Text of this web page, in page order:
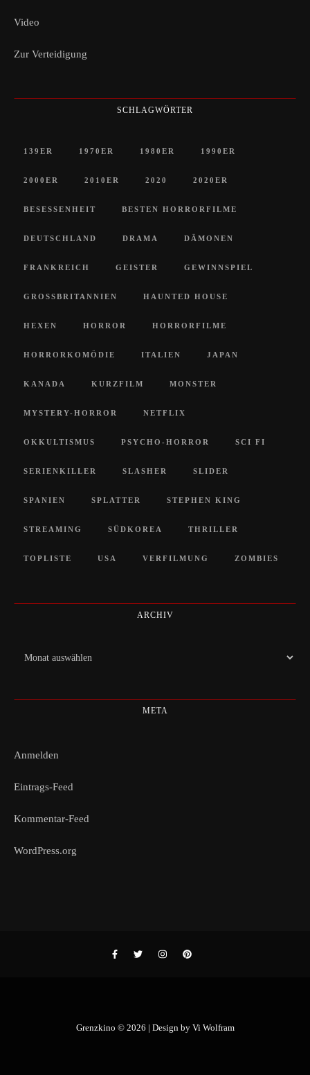
Video
Zur Verteidigung
SCHLAGWÖRTER
139ER 1970ER 1980ER 1990ER
2000ER 2010ER 2020 2020ER
BESESSENHEIT BESTEN HORRORFILME
DEUTSCHLAND DRAMA DÄMONEN
FRANKREICH GEISTER GEWINNSPIEL
GROSSBRITANNIEN HAUNTED HOUSE
HEXEN HORROR HORRORFILME
HORRORKOMÖDIE ITALIEN JAPAN
KANADA KURZFILM MONSTER
MYSTERY-HORROR NETFLIX
OKKULTISMUS PSYCHO-HORROR SCI FI
SERIENKILLER SLASHER SLIDER
SPANIEN SPLATTER STEPHEN KING
STREAMING SÜDKOREA THRILLER
TOPLISTE USA VERFILMUNG ZOMBIES
ARCHIV
Archiv
META
Anmelden
Eintrags-Feed
Kommentar-Feed
WordPress.org
Grenzkino © 2026 | Design by Vi Wolfram